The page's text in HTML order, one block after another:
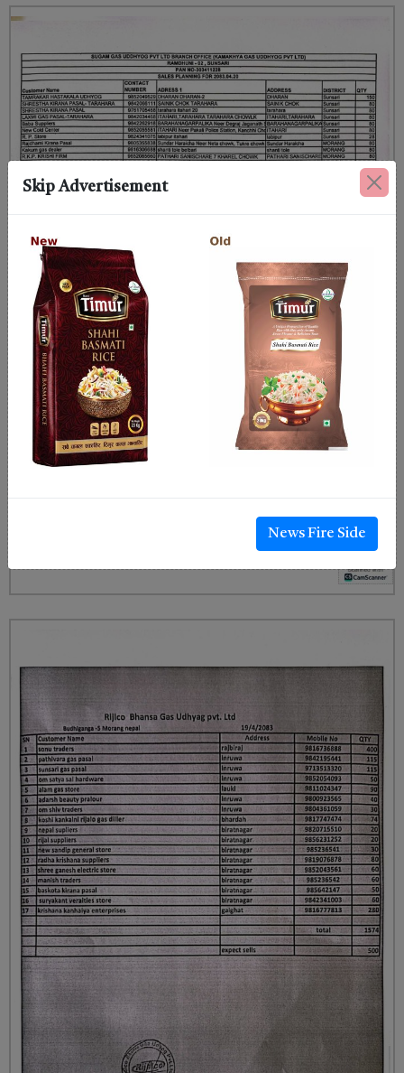
Skip Advertisement
News Fire Side